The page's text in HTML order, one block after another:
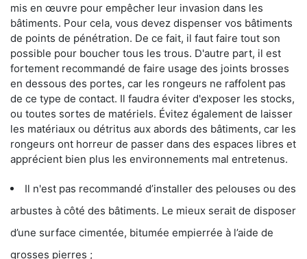
mis en œuvre pour empêcher leur invasion dans les
bâtiments. Pour cela, vous devez dispenser vos bâtiments
de points de pénétration. De ce fait, il faut faire tout son
possible pour boucher tous les trous. D'autre part, il est
fortement recommandé de faire usage des joints brosses
en dessous des portes, car les rongeurs ne raffolent pas
de ce type de contact. Il faudra éviter d'exposer les stocks,
ou toutes sortes de matériels. Évitez également de laisser
les matériaux ou détritus aux abords des bâtiments, car les
rongeurs ont horreur de passer dans des espaces libres et
apprécient bien plus les environnements mal entretenus.
Il n'est pas recommandé d’installer des pelouses ou des
arbustes à côté des bâtiments. Le mieux serait de disposer
d’une surface cimentée, bitumée empierrée à l’aide de
grosses pierres ;